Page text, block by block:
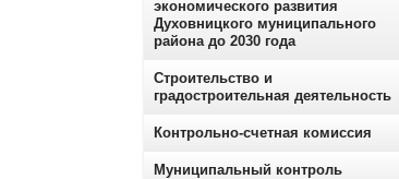
экономического развития
Духовницкого муниципального
района до 2030 года
Строительство и
градостроительная деятельность
Контрольно-счетная комиссия
Муниципальный контроль